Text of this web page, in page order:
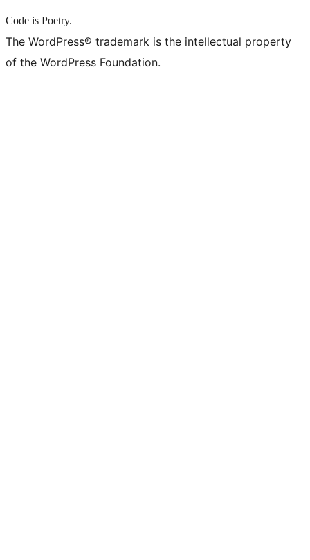
Code is Poetry.
The WordPress® trademark is the intellectual property
of the WordPress Foundation.